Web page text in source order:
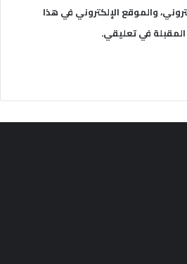
والموقع الإلكتروني في هذا
في تعليقي.